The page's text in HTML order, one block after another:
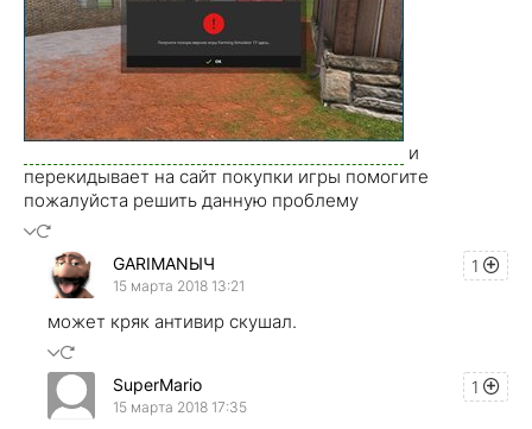
и
перекидывает на сайт покупки игры помогите
пожалуйста решить данную проблему
1
GARIMANЫЧ
15 марта 2018 13:21
может кряк антивир скушал.
1
SuperMario
15 марта 2018 17:35